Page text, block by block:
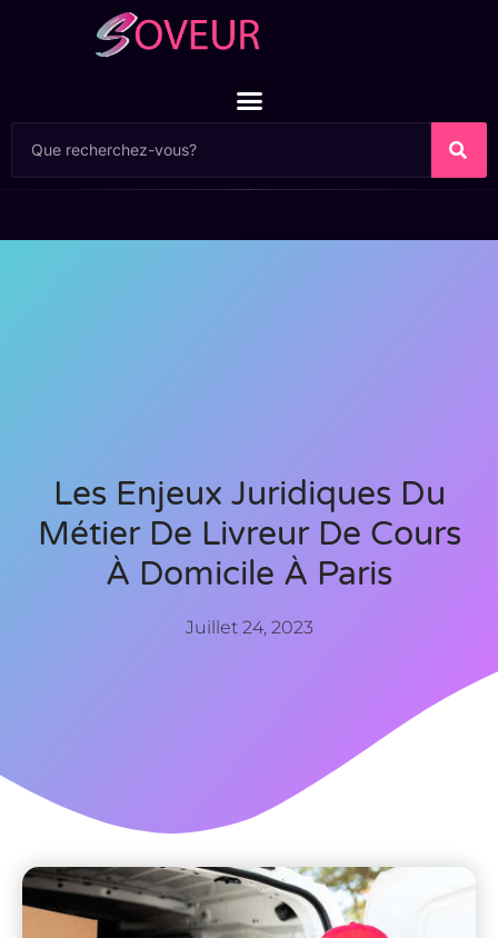
Les Enjeux Juridiques Du
Métier De Livreur De Cours
À Domicile À Paris
Juillet 24, 2023